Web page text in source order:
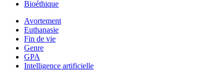
Bioéthique
Avortement
Euthanasie
Fin de vie
Genre
GPA
Intelligence artificielle